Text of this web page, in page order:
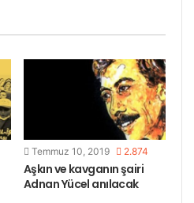
Temmuz 10, 2019 2.874
Aşkın ve kavganın şairi
Adnan Yücel anılacak